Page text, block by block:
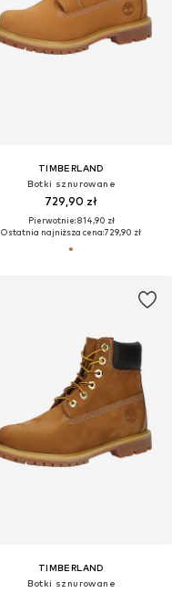
TIMBERLAND
Botki sznurowane
729,90 zł
Pierwotnie: 814,90 zł
Ostatnia najniższa cena:729,90 zł
TIMBERLAND
Botki sznurowane